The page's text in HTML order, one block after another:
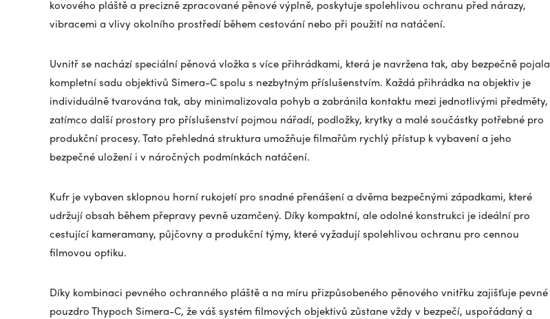
kovového pláště a precizně zpracované pěnové výplně, poskytuje spolehlivou ochranu před nárazy,
vibracemi a vlivy okolního prostředí během cestování nebo při použití na natáčení.
Uvnitř se nachází speciální pěnová vložka s více přihrádkami, která je navržena tak, aby bezpečně pojala
kompletní sadu objektivů Simera-C spolu s nezbytným příslušenstvím. Každá přihrádka na objektiv je
individuálně tvarována tak, aby minimalizovala pohyb a zabránila kontaktu mezi jednotlivými předměty,
zatímco další prostory pro příslušenství pojmou nářadí, podložky, krytky a malé součástky potřebné pro
produkční procesy. Tato přehledná struktura umožňuje filmařům rychlý přístup k vybavení a jeho
bezpečné uložení i v náročných podmínkách natáčení.
Kufr je vybaven sklopnou horní rukojetí pro snadné přenášení a dvěma bezpečnými západkami, které
udržují obsah během přepravy pevně uzamčený. Díky kompaktní, ale odolné konstrukci je ideální pro
cestující kameramany, půjčovny a produkční týmy, které vyžadují spolehlivou ochranu pro cennou
filmovou optiku.
Díky kombinaci pevného ochranného pláště a na míru přizpůsobeného pěnového vnitřku zajišťuje pevné
pouzdro Thypoch Simera-C, že váš systém filmových objektivů zůstane vždy v bezpečí, uspořádaný a